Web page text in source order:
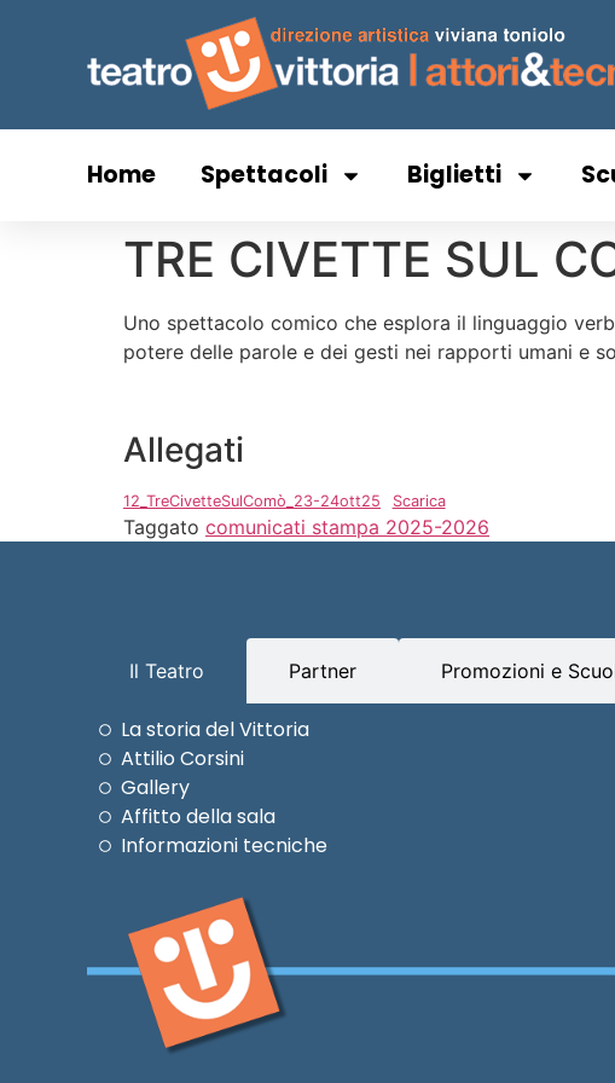
Home Spettacoli Biglietti
TRE CIVETTE SUL
Uno spettacolo comico che esplora il linguaggio
potere delle parole e dei gesti nei rapporti umani e
Allegati
12_TreCivetteSulComò_23-24ott25 Scarica
Taggato comunicati stampa 2025-2026
Il Teatro Partner Promozioni e
La storia del Vittoria
Attilio Corsini
Gallery
Affitto della sala
Informazioni tecniche